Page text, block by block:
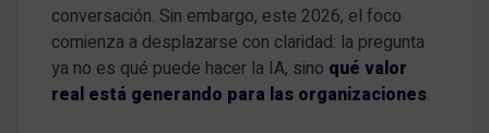
conversación. Sin embargo, este 2026, el foco
comienza a desplazarse con claridad: la pregunta
ya no es qué puede hacer la IA, sino qué valor
real está generando para las organizaciones.